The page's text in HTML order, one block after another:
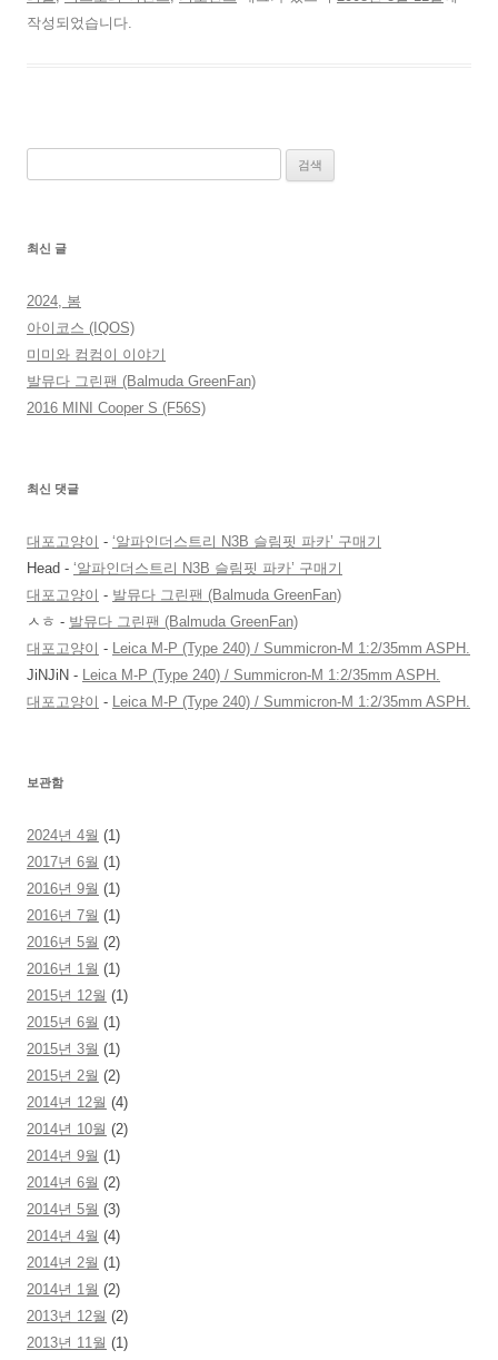
작성되었습니다.
최신 글
2024, 봄
아이코스 (IQOS)
미미와 컴컴이 이야기
발뮤다 그린팬 (Balmuda GreenFan)
2016 MINI Cooper S (F56S)
최신 댓글
대포고양이 - ‘알파인더스트리 N3B 슬림핏 파카’ 구매기
Head - ‘알파인더스트리 N3B 슬림핏 파카’ 구매기
대포고양이 - 발뮤다 그린팬 (Balmuda GreenFan)
ㅅㅎ - 발뮤다 그린팬 (Balmuda GreenFan)
대포고양이 - Leica M-P (Type 240) / Summicron-M 1:2/35mm ASPH.
JiNJiN - Leica M-P (Type 240) / Summicron-M 1:2/35mm ASPH.
대포고양이 - Leica M-P (Type 240) / Summicron-M 1:2/35mm ASPH.
보관함
2024년 4월 (1)
2017년 6월 (1)
2016년 9월 (1)
2016년 7월 (1)
2016년 5월 (2)
2016년 1월 (1)
2015년 12월 (1)
2015년 6월 (1)
2015년 3월 (1)
2015년 2월 (2)
2014년 12월 (4)
2014년 10월 (2)
2014년 9월 (1)
2014년 6월 (2)
2014년 5월 (3)
2014년 4월 (4)
2014년 2월 (1)
2014년 1월 (2)
2013년 12월 (2)
2013년 11월 (1)